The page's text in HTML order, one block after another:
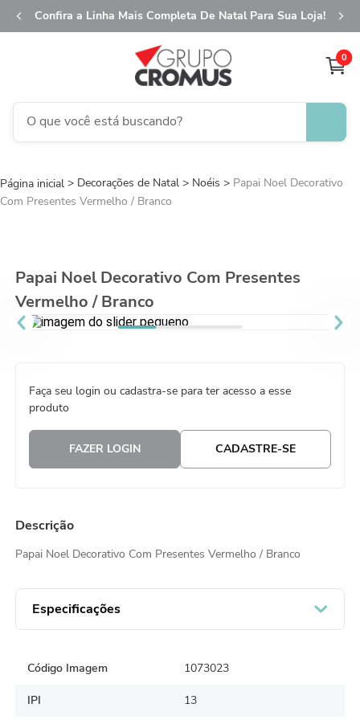
Confira a Linha Mais Completa De Natal Para Sua Loja!
0
O que você está buscando?
Decorações de Natal Noéis
Papai Noel Decorativo
Com Presentes Vermelho / Branco
Papai Noel Decorativo Com Presentes
Vermelho / Branco
Faça seu login ou cadastra-se para ter acesso a esse
produto
FAZER LOGIN CADASTRE-SE
Descrição
Papai Noel Decorativo Com Presentes Vermelho / Branco
Especificações
Código Imagem 1073023
IPI 13
1º
fita aramada
6º
caixa
10º vela